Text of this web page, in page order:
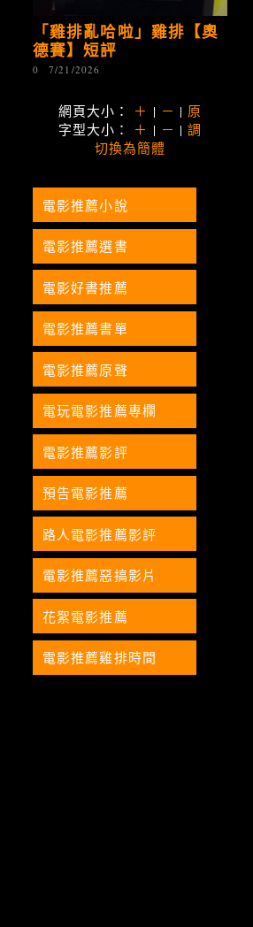
「雞排亂哈啦」雞排【奧
德賽】短評
0 7/21/2026
網頁大小： ＋ | － | 原
字型大小： ＋ | － |調
切換為簡體
電影推薦小說
電影推薦選書
電影好書推薦
電影推薦書單
電影推薦原聲
電玩電影推薦專欄
電影推薦影評
預告電影推薦
路人電影推薦影評
電影推薦惡搞影片
花絮電影推薦
電影推薦雞排時間